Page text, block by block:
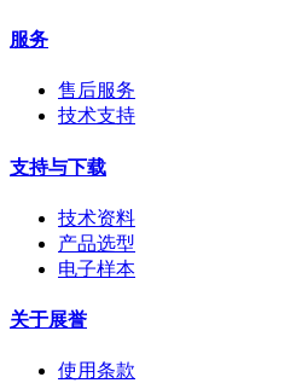
服务
售后服务
技术支持
支持与下载
技术资料
产品选型
电子样本
关于展誉
使用条款